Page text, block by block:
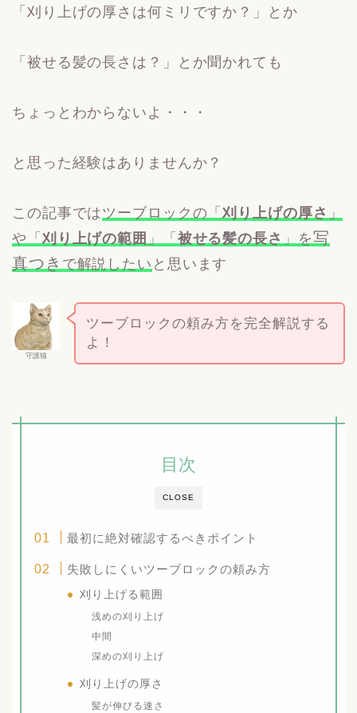
「刈り上げの厚さは何ミリですか？」とか
「被せる髪の長さは？」とか聞かれても
ちょっとわからないよ・・・
と思った経験はありませんか？
この記事ではツーブロックの「刈り上げの厚さ 」
や「 刈り上げの範囲 」「 被せる髪の長さ 」を写
真つき で解説したい と思います
守護猫
ツーブロックの頼み方を完全解説する
よ！
CLOSE
目次
最初に絶対確認するべきポイント
失敗しにくいツーブロックの頼み方
刈り上げる範囲
浅めの刈り上げ
中間
深めの刈り上げ
刈り上げの厚さ
髪が伸びる速さ